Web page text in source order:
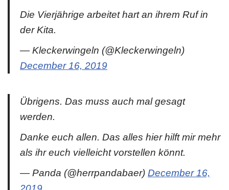
Die Vierjährige arbeitet hart an ihrem Ruf in
der Kita.
— Kleckerwingeln (@Kleckerwingeln)
December 16, 2019
Übrigens. Das muss auch mal gesagt
werden.
Danke euch allen. Das alles hier hilft mir mehr
als ihr euch vielleicht vorstellen könnt.
— Panda (@herrpandabaer) December 16,